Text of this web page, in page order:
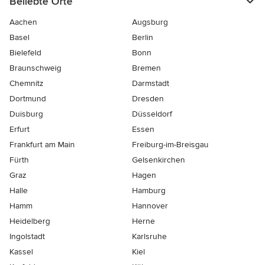
Aachen
Augsburg
Basel
Berlin
Bielefeld
Bonn
Braunschweig
Bremen
Chemnitz
Darmstadt
Dortmund
Dresden
Duisburg
Düsseldorf
Erfurt
Essen
Frankfurt am Main
Freiburg-im-Breisgau
Fürth
Gelsenkirchen
Graz
Hagen
Halle
Hamburg
Hamm
Hannover
Heidelberg
Herne
Ingolstadt
Karlsruhe
Kassel
Kiel